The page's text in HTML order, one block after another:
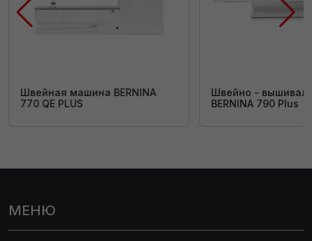
Швейная машина BERNINA
770 QE PLUS
Швейно -
BERNINA 790 Plus
МЕНЮ